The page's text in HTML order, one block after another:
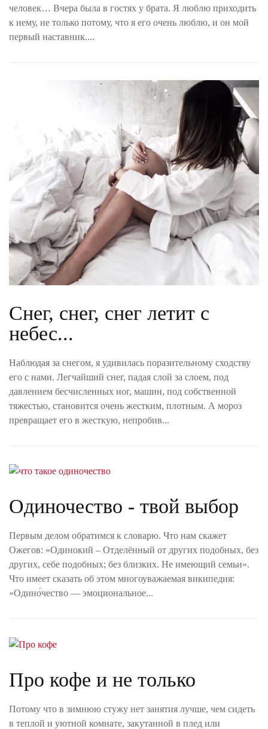
человек… Вчера была в гостях у брата. Я люблю приходить
к нему, не только потому, что я его очень люблю, и он мой
первый наставник....
Снег, снег, снег летит с
небес...
Наблюдая за снегом, я удивилась поразительному сходству
его с нами. Легчайший снег, падая слой за слоем, под
давлением бесчисленных ног, машин, под собственной
тяжестью, становится очень жестким, плотным. А мороз
превращает его в жесткую, непробив...
Одиночество - твой выбор
Первым делом обратимся к словарю. Что нам скажет
Ожегов: «Одинокий – Отделённый от других подобных, без
других, себе подобных; без близких. Не имеющий семьи».
Что имеет сказать об этом многоуважаемая википедия:
«Одино́чество — эмоциональное...
Про кофе и не только
Потому что в зимнюю стужу нет занятия лучше, чем сидеть
в теплой и уютной комнате, закутанной в плед или